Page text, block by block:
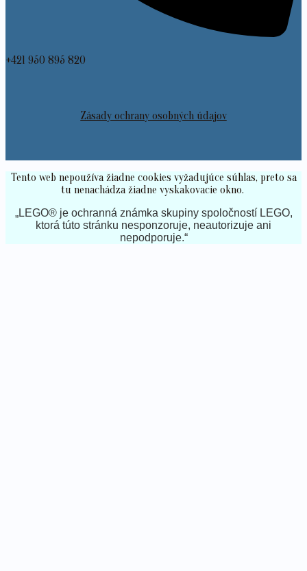
+421 950 895 820
Zásady ochrany osobných údajov
Tento web nepoužíva žiadne cookies vyžadujúce súhlas, preto sa
tu nenachádza žiadne vyskakovacie okno.
„LEGO® je ochranná známka skupiny spoločností LEGO,
ktorá túto stránku nesponzoruje, neautorizuje ani
nepodporuje.“